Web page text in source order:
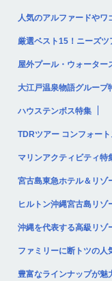
人気のアルファードやワ
厳選ベスト15！ニーズ
屋外プール・ウォーター
大江戸温泉物語グループ
ハウステンボス特集
TDRツアー コンフォー
マリンアクティビティ特
宮古島東急ホテル＆リゾ
ヒルトン沖縄宮古島リゾ
沖縄を代表する高級リゾ
ファミリーに断トツの人
豊富なラインナップが魅